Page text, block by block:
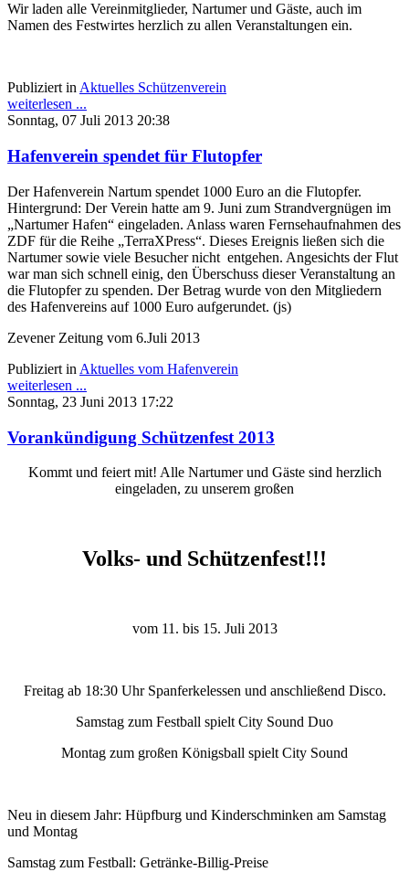
Wir laden alle Vereinmitglieder, Nartumer und Gäste, auch im
Namen des Festwirtes herzlich zu allen Veranstaltungen ein.
Publiziert inAktuelles Schützenverein
weiterlesen ...
Sonntag, 07 Juli 2013 20:38
Hafenverein spendet für Flutopfer
Der Hafenverein Nartum spendet 1000 Euro an die Flutopfer.
Hintergrund: Der Verein hatte am 9. Juni zum Strandvergnügen im
„Nartumer Hafen“ eingeladen. Anlass waren Fernsehaufnahmen des
ZDF für die Reihe „TerraXPress“. Dieses Ereignis ließen sich die
Nartumer sowie viele Besucher nicht entgehen. Angesichts der Flut
war man sich schnell einig, den Überschuss dieser Veranstaltung an
die Flutopfer zu spenden. Der Betrag wurde von den Mitgliedern
des Hafenvereins auf 1000 Euro aufgerundet. (js)
Zevener Zeitung vom 6.Juli 2013
Publiziert in Aktuelles vom Hafenverein
weiterlesen ...
Sonntag, 23 Juni 2013 17:22
Vorankündigung Schützenfest 2013
Kommt und feiert mit! Alle Nartumer und Gäste sind herzlich
eingeladen, zu unserem großen
Volks- und Schützenfest!!!
vom 11. bis 15. Juli 2013
Freitag ab 18:30 Uhr Spanferkelessen und anschließend Disco.
Samstag zum Festball spielt City Sound Duo
Montag zum großen Königsball spielt City Sound
Neu in diesem Jahr: Hüpfburg und Kinderschminken am Samstag
und Montag
Samstag zum Festball: Getränke-Billig-Preise